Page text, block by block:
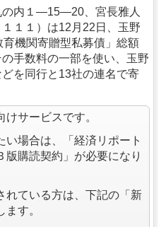
内１―15―20、宮長雅人
１１）は12月22日、玉野
機関寄贈型私募債」総額
手数料の一部を使い、玉野
を同行と13社の連名で寄
サービスです。
い場合は、「経済リポート
版購読契約」が必要になり
ている方は、下記の「新
す。